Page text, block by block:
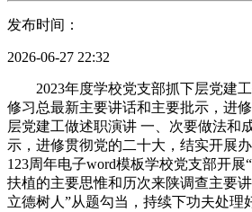
发布时间：
2026-06-27 22:32
2023年度学校党支部抓下层党建工
修习总最新主要讲话和主要批示，进
层党建工做述职演讲 一、次要做法和
示，进修贯彻党的二十大，结实开展
123周年电子word模板学校党支部开
扶植的主要思惟和历次来陕调查主要
立德树人”从题勾当，持续下功夫处